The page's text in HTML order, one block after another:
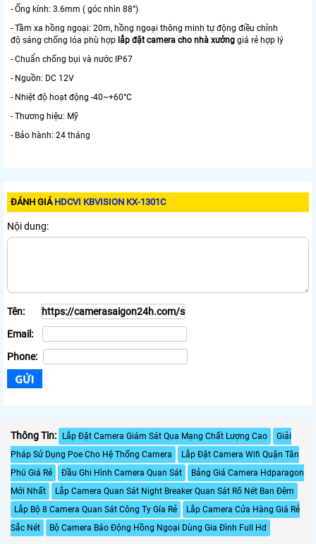
- Ống kính: 3.6mm ( góc nhìn 88°)
- Tầm xa hồng ngoại: 20m, hồng ngoại thông minh tự động điều chỉnh
độ sáng chống lóa phù hợp lắp đặt camera cho nhà xưởng giá rẻ hợp lý
- Chuẩn chống bụi và nước IP67
- Nguồn: DC 12V
- Nhiệt độ hoạt động -40~+60°C
- Thương hiệu: Mỹ
- Bảo hành: 24 tháng
ĐÁNH GIÁ HDCVI KBVISION KX-1301C
Nội dung:
Tên:
Email:
Phone:
Thông Tin: Lắp Đặt Camera Giám Sát Qua Mạng Chất Lượng Cao
Giải
Pháp Sử Dụng Poe Cho Hệ Thống Camera
Lắp Đặt Camera Wifi Quận Tân
Phú Giá Rẻ
Đầu Ghi Hình Camera Quan Sát
Bảng Giá Camera Hdparagon
Mới Nhất
Lắp Camera Quan Sát Night Breaker Quan Sát Rõ Nét Ban Đêm
Lắp Bộ 8 Camera Quan Sát Công Ty Gía Rẻ
Lắp Camera Cửa Hàng Giá Rẻ
Sắc Nét
Bộ Camera Báo Động Hồng Ngoại Dùng Gia Đình Full Hd